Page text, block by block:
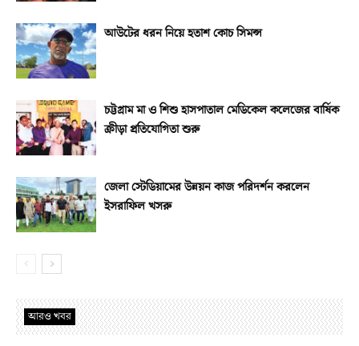
আউটের ধরন নিয়ে হতাশ কোচ সিমন্স
চট্টগ্রাম মা ও শিশু হাসপাতাল মেডিকেল কলেজের বার্ষিক
ক্রীড়া প্রতিযোগিতা শুরু
জেলা স্টেডিয়ামের উন্নয়ন কাজ পরিদর্শন করলেন
ইসরাফিল খসরু
আরও খবর